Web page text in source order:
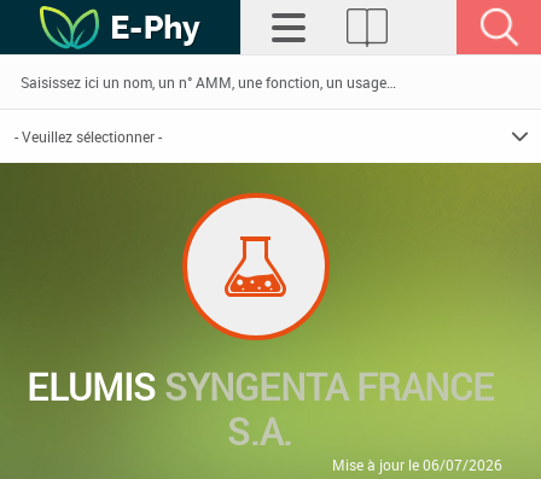
ELUMISSYNGENTA FRANCE
S.A.
Mise à jour le 06/07/2026